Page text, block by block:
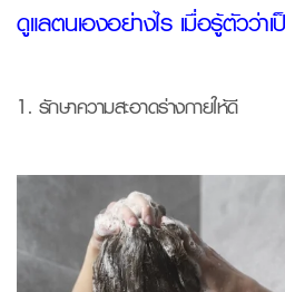
ดูแลตนเองอย่างไร เมื่อรู้ตัวว่า
1. รักษาความสะอาดร่างกายให้ดี